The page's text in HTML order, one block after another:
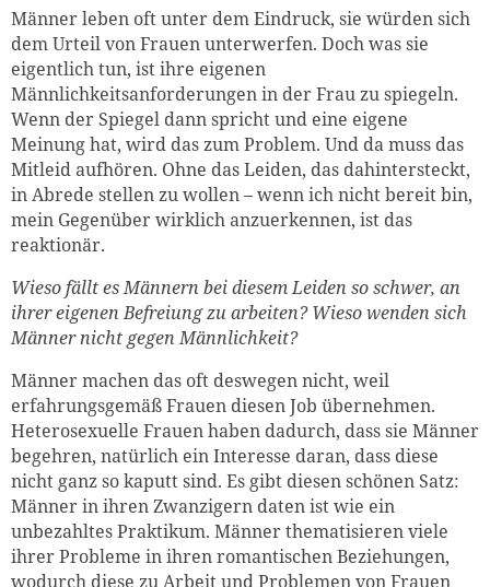
Männer leben oft unter dem Eindruck, sie würden sich
dem Urteil von Frauen unterwerfen. Doch was sie
eigentlich tun, ist ihre eigenen
Männlichkeitsanforderungen in der Frau zu spiegeln.
Wenn der Spiegel dann spricht und eine eigene
Meinung hat, wird das zum Problem. Und da muss das
Mitleid aufhören. Ohne das Leiden, das dahintersteckt,
in Abrede stellen zu wollen – wenn ich nicht bereit bin,
mein Gegenüber wirklich anzuerkennen, ist das
reaktionär.
Wieso fällt es Männern bei diesem Leiden so schwer, an
ihrer eigenen Befreiung zu arbeiten? Wieso wenden sich
Männer nicht gegen Männlichkeit?
Männer machen das oft deswegen nicht, weil
erfahrungsgemäß Frauen diesen Job übernehmen.
Heterosexuelle Frauen haben dadurch, dass sie Männer
begehren, natürlich ein Interesse daran, dass diese
nicht ganz so kaputt sind. Es gibt diesen schönen Satz:
Männer in ihren Zwanzigern daten ist wie ein
unbezahltes Praktikum. Männer thematisieren viele
ihrer Probleme in ihren romantischen Beziehungen,
wodurch diese zu Arbeit und Problemen von Frauen